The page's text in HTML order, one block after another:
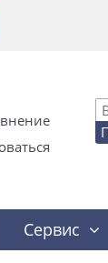
Сервис